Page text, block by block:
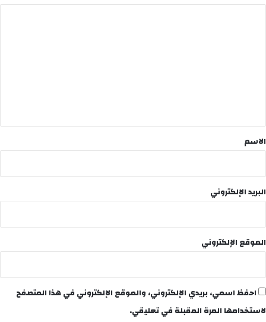
*
الاسم
البريد الإلكتروني
الموقع الإلكتروني
احفظ اسمي، بريدي الإلكتروني، والموقع الإلكتروني في هذا المتصفح
لاستخدامها المرة المقبلة في تعليقي.